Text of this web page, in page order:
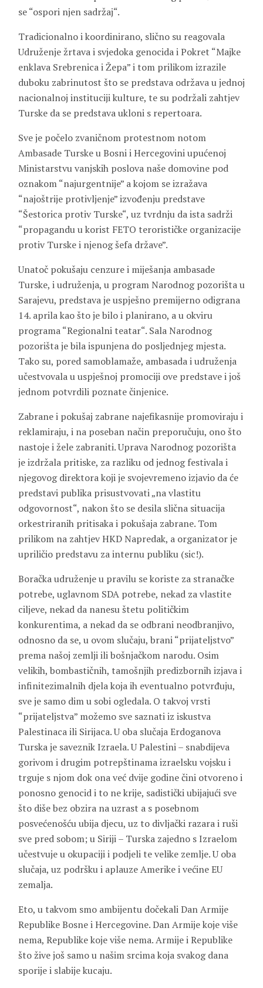
se “ospori njen sadržaj“.
Tradicionalno i koordinirano, slično su reagovala
Udruženje žrtava i svjedoka genocida i Pokret “Majke
enklava Srebrenica i Žepa” i tom prilikom izrazile
duboku zabrinutost što se predstava održava u jednoj
nacionalnoj instituciji kulture, te su podržali zahtjev
Turske da se predstava ukloni s repertoara.
Sve je počelo zvaničnom protestnom notom
Ambasade Turske u Bosni i Hercegovini upućenoj
Ministarstvu vanjskih poslova naše domovine pod
oznakom “najurgentnije” a kojom se izražava
“najoštrije protivljenje” izvođenju predstave
“Šestorica protiv Turske“, uz tvrdnju da ista sadrži
“propagandu u korist FETO terorističke organizacije
protiv Turske i njenog šefa države”.
Unatoč pokušaju cenzure i miješanja ambasade
Turske, i udruženja, u program Narodnog pozorišta u
Sarajevu, predstava je uspješno premijerno odigrana
14. aprila kao što je bilo i planirano, a u okviru
programa “Regionalni teatar“. Sala Narodnog
pozorišta je bila ispunjena do posljednjeg mjesta.
Tako su, pored samoblamaže, ambasada i udruženja
učestvovala u uspješnoj promociji ove predstave i još
jednom potvrdili poznate činjenice.
Zabrane i pokušaj zabrane najefikasnije promoviraju i
reklamiraju, i na poseban način preporučuju, ono što
nastoje i žele zabraniti. Uprava Narodnog pozorišta
je izdržala pritiske, za razliku od jednog festivala i
njegovog direktora koji je svojevremeno izjavio da će
predstavi publika prisustvovati „na vlastitu
odgovornost“, nakon što se desila slična situacija
orkestriranih pritisaka i pokušaja zabrane. Tom
prilikom na zahtjev HKD Napredak, a organizator je
upriličio predstavu za internu publiku (sic!).
Boračka udruženje u pravilu se koriste za stranačke
potrebe, uglavnom SDA potrebe, nekad za vlastite
ciljeve, nekad da nanesu štetu političkim
konkurentima, a nekad da se odbrani neodbranjivo,
odnosno da se, u ovom slučaju, brani “prijateljstvo”
prema našoj zemlji ili bošnjačkom narodu. Osim
velikih, bombastičnih, tamošnjih predizbornih izjava i
infinitezimalnih djela koja ih eventualno potvrđuju,
sve je samo dim u sobi ogledala. O takvoj vrsti
“prijateljstva” možemo sve saznati iz iskustva
Palestinaca ili Sirijaca. U oba slučaja Erdoganova
Turska je saveznik Izraela. U Palestini – snabdijeva
gorivom i drugim potrepštinama izraelsku vojsku i
trguje s njom dok ona već dvije godine čini otvoreno i
ponosno genocid i to ne krije, sadistički ubijajući sve
što diše bez obzira na uzrast a s posebnom
posvećenošću ubija djecu, uz to divljački razara i ruši
sve pred sobom; u Siriji – Turska zajedno s Izraelom
učestvuje u okupaciji i podjeli te velike zemlje. U oba
slučaja, uz podršku i aplauze Amerike i većine EU
zemalja.
Eto, u takvom smo ambijentu dočekali Dan Armije
Republike Bosne i Hercegovine. Dan Armije koje više
nema, Republike koje više nema. Armije i Republike
što žive još samo u našim srcima koja svakog dana
sporije i slabije kucaju.